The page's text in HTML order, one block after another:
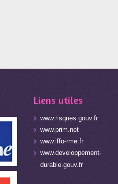
Liens utiles
www.risques.gouv.fr
www.prim.net
www.iffo-rme.fr
www.developpement-
durable.gouv.fr